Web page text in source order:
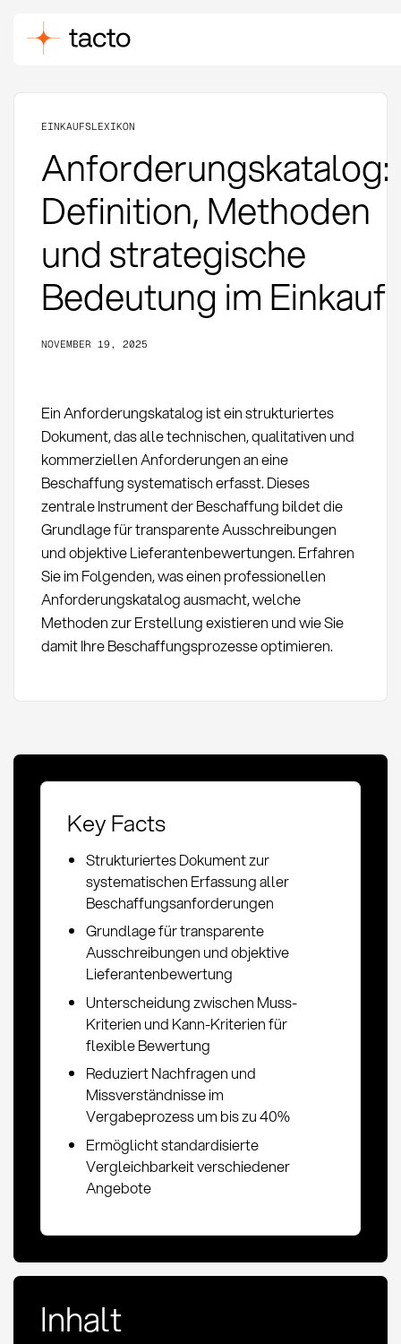
EINKAUFSLEXIKON
Anforderungskatalog:
Definition, Methoden
und strategische
Bedeutung im Einkauf
NOVEMBER 19, 2025
Ein Anforderungskatalog ist ein strukturiertes
Dokument, das alle technischen, qualitativen und
kommerziellen Anforderungen an eine
Beschaffung systematisch erfasst. Dieses
zentrale Instrument der Beschaffung bildet die
Grundlage für transparente Ausschreibungen
und objektive Lieferantenbewertungen. Erfahren
Sie im Folgenden, was einen professionellen
Anforderungskatalog ausmacht, welche
Methoden zur Erstellung existieren und wie Sie
damit Ihre Beschaffungsprozesse optimieren.
Key Facts
Strukturiertes Dokument zur
systematischen Erfassung aller
Beschaffungsanforderungen
Grundlage für transparente
Ausschreibungen und objektive
Lieferantenbewertung
Unterscheidung zwischen Muss-
Kriterien und Kann-Kriterien für
flexible Bewertung
Reduziert Nachfragen und
Missverständnisse im
Vergabeprozess um bis zu 40%
Ermöglicht standardisierte
Vergleichbarkeit verschiedener
Angebote
Inhalt